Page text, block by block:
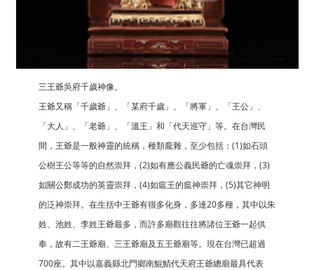
三王爺吳府千歲神像。
王爺又稱「千歲爺」、「某府千歲」、「將軍」、「王公」、
「大人」、「老爺」、「溫王」和「代天巡守」等。在台灣民
間，王爺是一般神靈的統稱，種類龐雜，至少包括：(1)如石頭
公樹王公等等的自然崇拜，(2)如有應公義民爺的亡魂崇拜，(3)
如關公鄭成功的英靈崇拜，(4)如瘟王的瘟神崇拜，(5)其它神明
的泛神崇拜。在生括中王爺有很多化身，多達20多種，其中以朱
姓、池姓、李姓王爺最多，而許多廟觀往往將諸位王爺一起供
奉，故有二王爺廟、三王爺廟及五王爺廟等。現在台灣已超過
700座。其中以嘉義縣北門鄉南鯤鯖代天府王爺總廟最具代表